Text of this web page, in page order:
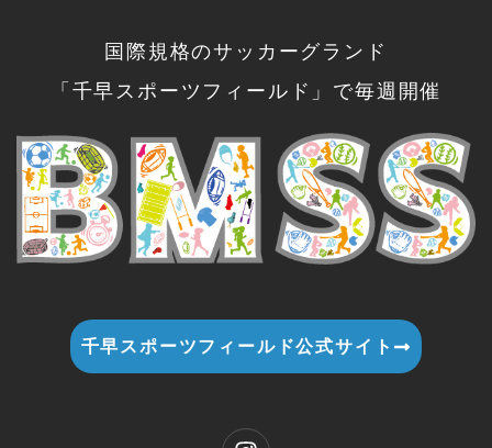
国際規格のサッカーグランド
「千早スポーツフィールド」で毎週開催
千早スポーツフィールド公式サイト
n